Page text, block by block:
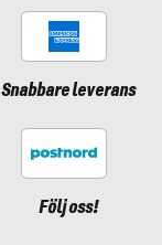
Snabbare leverans
Följ oss!